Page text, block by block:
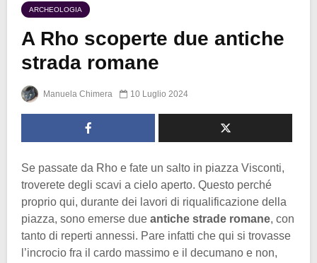
ARCHEOLOGIA
A Rho scoperte due antiche
strada romane
Manuela Chimera 10 Luglio 2024
Se passate da Rho e fate un salto in piazza Visconti,
troverete degli scavi a cielo aperto. Questo perché
proprio qui, durante dei lavori di riqualificazione della
piazza, sono emerse due antiche strade romane, con
tanto di reperti annessi. Pare infatti che qui si trovasse
l’incrocio fra il cardo massimo e il decumano e non,